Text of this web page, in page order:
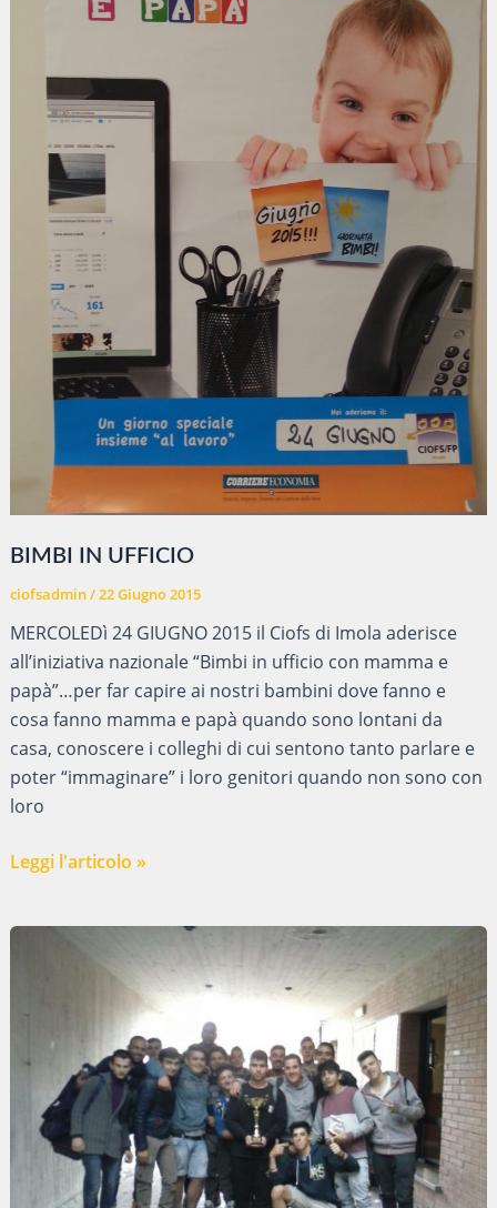
BIMBI IN UFFICIO
ciofsadmin/22 Giugno 2015
MERCOLEDì 24 GIUGNO 2015 il Ciofs di Imola aderisce
all’iniziativa nazionale “Bimbi in ufficio con mamma e
papà”…per far capire ai nostri bambini dove fanno e
cosa fanno mamma e papà quando sono lontani da
casa, conoscere i colleghi di cui sentono tanto parlare e
poter “immaginare” i loro genitori quando non sono con
loro
BIMBI
Leggi l'articolo »